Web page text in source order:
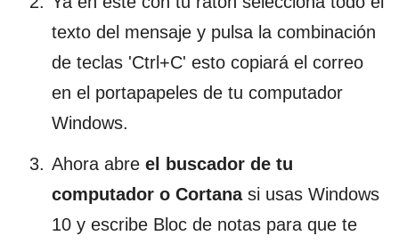
texto del mensaje y pulsa la combinación
de teclas 'Ctrl+C' esto copiará el correo
en el portapapeles de tu computador
Windows.
Ahora abre el buscador de tu
computador o Cortanasi usas Windows
10 y escribe Bloc de notas para que te